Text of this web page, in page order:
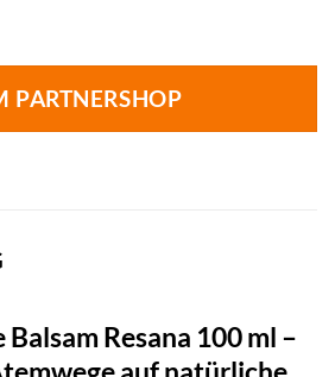
PARTNERSHOP
Resana 100 ml –